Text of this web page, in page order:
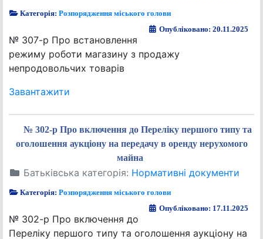
Категорія:Розпорядження міського голови
Опубліковано: 20.11.2025
№ 307-р Про встановлення
режиму роботи магазину з продажу
непродовольчих товарів
Завантажити
№ 302-р Про включення до Переліку першого типу та
оголошення аукціону на передачу в оренду нерухомого
майна
Батьківська категорія: Нормативні документи
Категорія:Розпорядження міського голови
Опубліковано: 17.11.2025
№ 302-р Про включення до
Переліку першого типу та оголошення аукціону на